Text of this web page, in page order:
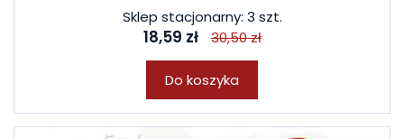
Sklep stacjonarny: 3 szt.
18,59 zł 30,50 zł
Do koszyka